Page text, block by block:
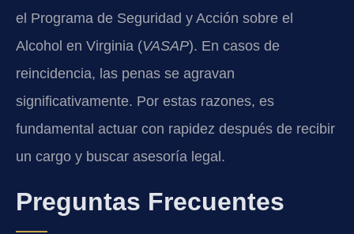
el Programa de Seguridad y Acción sobre el
Alcohol en Virginia (VASAP). En casos de
reincidencia, las penas se agravan
significativamente. Por estas razones, es
fundamental actuar con rapidez después de recibir
un cargo y buscar asesoría legal.
Preguntas Frecuentes